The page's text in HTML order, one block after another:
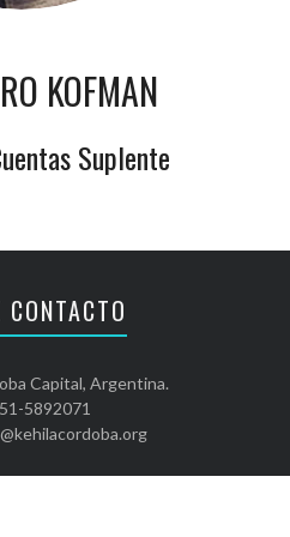
KOFMAN
Suplente
Capital, Argentina.
5892071